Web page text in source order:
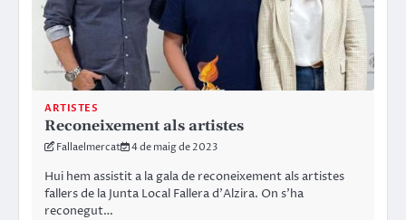
ARTISTES
Reconeixement als artistes
Fallaelmercat 4 de maig de 2023
Hui hem assistit a la gala de reconeixement als artistes
fallers de la Junta Local Fallera d’Alzira. On s’ha
reconegut…